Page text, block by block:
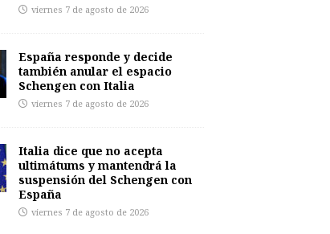
viernes 7 de agosto de 2026
España responde y decide
también anular el espacio
Schengen con Italia
viernes 7 de agosto de 2026
Italia dice que no acepta
ultimátums y mantendrá la
suspensión del Schengen con
España
viernes 7 de agosto de 2026